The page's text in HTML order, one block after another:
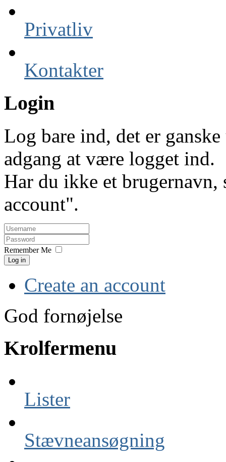
Privatliv
Kontakter
Login
Log bare ind, det er
adgang at være logget ind.
Har du ikke et brugernavn,
account".
Username
Password
Remember Me
Log in
Create an account
God fornøjelse
Krolfermenu
Lister
Stævneansøgning